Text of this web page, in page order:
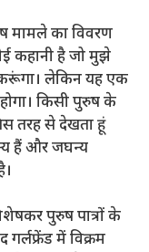
मामले का विवरण
कहानी है जो मुझे
लेकिन यह एक
किसी पुरुष के
तरह से देखता हूं
हैं और जघन्य
पुरुष पात्रों के
गर्लफ्रेंड में विक्रम